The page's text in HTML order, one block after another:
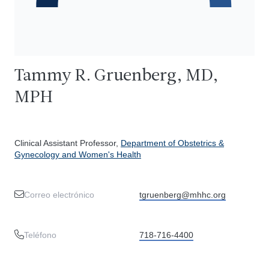
Tammy R. Gruenberg, MD,
MPH
Clinical Assistant Professor, Department of Obstetrics &
Gynecology and Women's Health
Correo electrónico tgruenberg@mhhc.org
Teléfono 718-716-4400